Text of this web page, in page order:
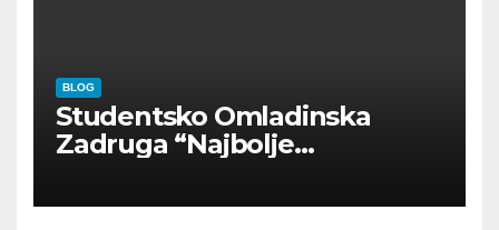
BLOG
Studentsko Omladinska
Zadruga “Najbolje